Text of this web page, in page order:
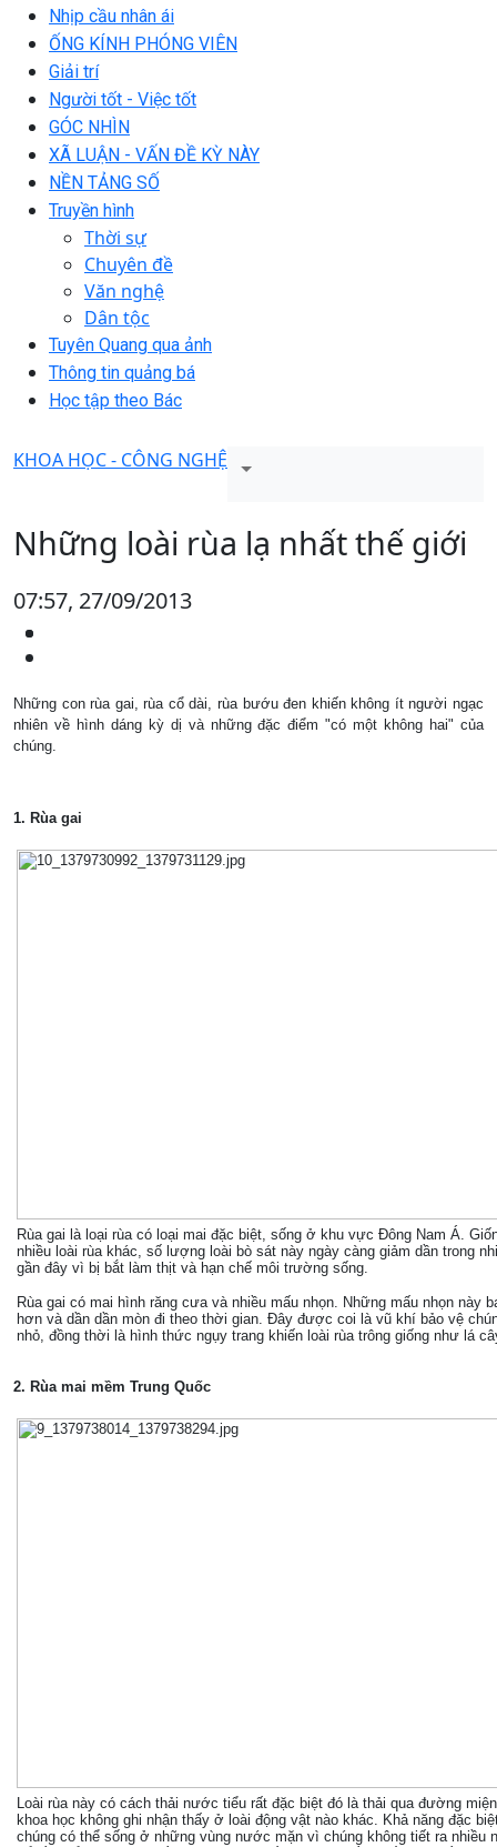
Nhịp cầu nhân ái
ỐNG KÍNH PHÓNG VIÊN
Giải trí
Người tốt - Việc tốt
GÓC NHÌN
XÃ LUẬN - VẤN ĐỀ KỲ NÀY
NỀN TẢNG SỐ
Truyền hình
Thời sự
Chuyên đề
Văn nghệ
Dân tộc
Tuyên Quang qua ảnh
Thông tin quảng bá
Học tập theo Bác
KHOA HỌC - CÔNG NGHỆ
Những loài rùa lạ nhất thế giới
07:57, 27/09/2013
Những con rùa gai, rùa cổ dài, rùa bướu đen khiến không ít người ngạc
nhiên về hình dáng kỳ dị và những đặc điểm "có một không hai" của
chúng.
1. Rùa gai
Rùa gai là loại rùa có loại mai đặc biệt, sống ở khu vực Đông Nam Á.
nhiều loài rùa khác, số lượng loài bò sát này ngày càng giảm dần trong
gần đây vì bị bắt làm thịt và hạn chế môi trường sống.
Rùa gai có mai hình răng cưa và nhiều mấu nhọn. Những mấu nhọn này
hơn và dần dần mòn đi theo thời gian. Đây được coi là vũ khí bảo vệ
nhỏ, đồng thời là hình thức ngụy trang khiến loài rùa trông giống như lá
2. Rùa mai mềm Trung Quốc
Loài rùa này có cách thải nước tiểu rất đặc biệt đó là thải qua đường
khoa học không ghi nhận thấy ở loài động vật nào khác. Khả năng đặc
chúng có thể sống ở những vùng nước mặn vì chúng không tiết ra nhiều